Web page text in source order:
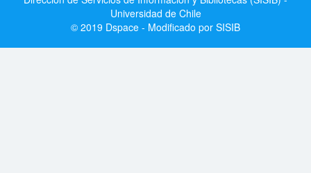
Universidad de Chile
© 2019 Dspace - Modificado por SISIB